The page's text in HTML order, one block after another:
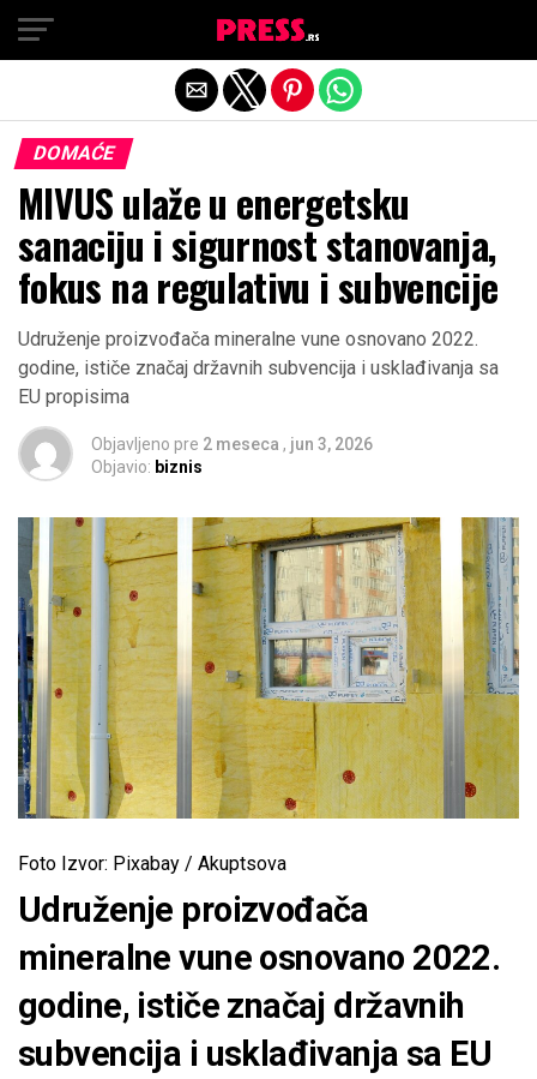
DOMAĆE
MIVUS ulaže u energetsku
sanaciju i sigurnost stanovanja,
fokus na regulativu i subvencije
Udruženje proizvođača mineralne vune osnovano 2022.
godine, ističe značaj državnih subvencija i usklađivanja sa
EU propisima
Objavljeno pre 2 meseca , jun 3, 2026
Objavio: biznis
Foto Izvor: Pixabay / Akuptsova
Udruženje proizvođača
mineralne vune osnovano 2022.
godine, ističe značaj državnih
subvencija i usklađivanja sa EU
Exit mobile version